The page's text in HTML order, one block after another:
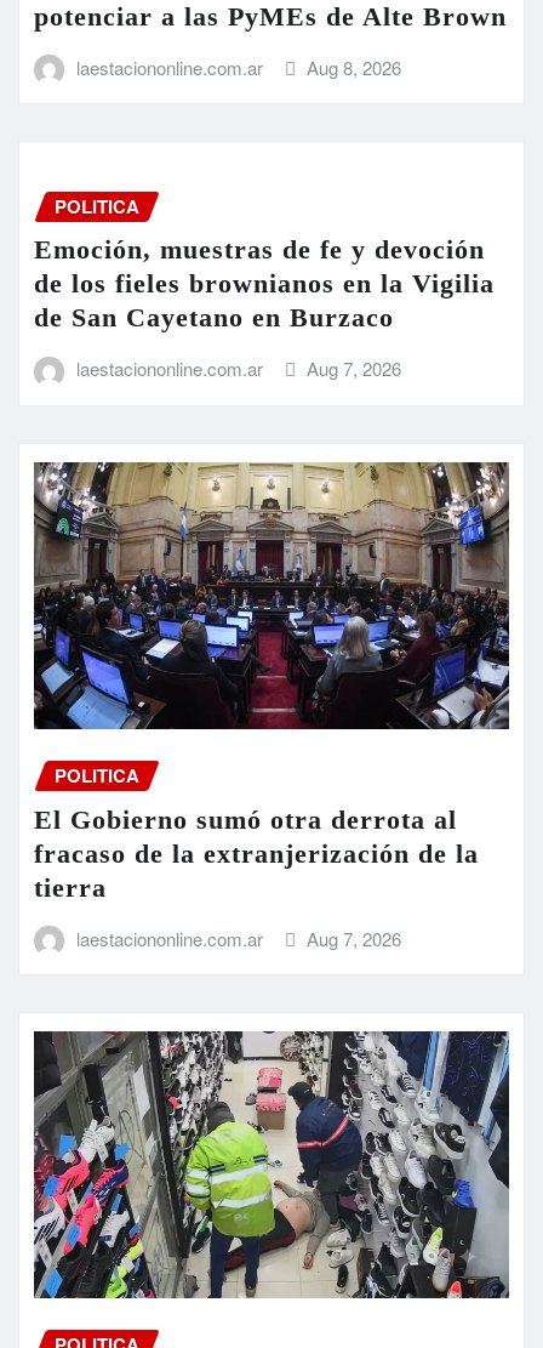
de los fieles brownianos en la Vigilia
de San Cayetano en Burzaco
laestaciononline.com.ar Aug 7, 2026
POLITICA
El Gobierno sumó otra derrota al
fracaso de la extranjerización de la
tierra
laestaciononline.com.ar Aug 7, 2026
POLITICA
Delincuentes simularon ser
empleados municipales, atacaron a